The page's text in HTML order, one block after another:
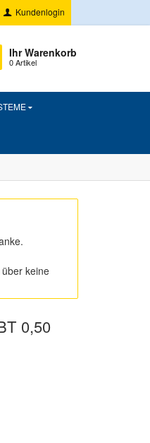
Kundenlogin
Ihr Warenkorb
0 Artikel
keine
0,50